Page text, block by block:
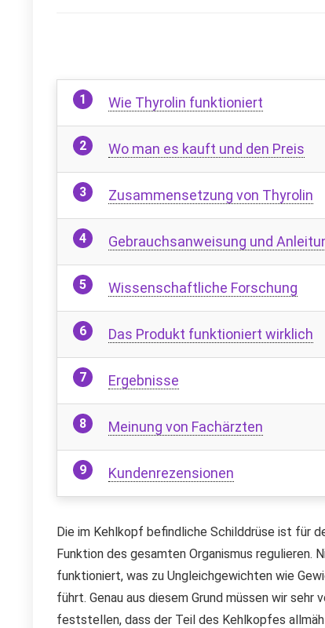
Wie Thyrolin funktioniert
Wo man es kauft und den Preis
Zusammensetzung von Thyrolin
Gebrauchsanweisung und
Wissenschaftliche Forschung
Das Produkt funktioniert wirklich
Ergebnisse
Meinung von Fachärzten
Kundenrezensionen
Die im Kehlkopf befindliche Schilddrüse ist für
Funktion des gesamten Organismus
funktioniert, was zu Ungleichgewichten wie
führt. Genau aus diesem Grund müssen wir
feststellen, dass der Teil des Kehlkopfes